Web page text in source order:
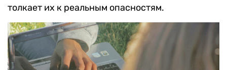
толкает их к реальным опасностям.